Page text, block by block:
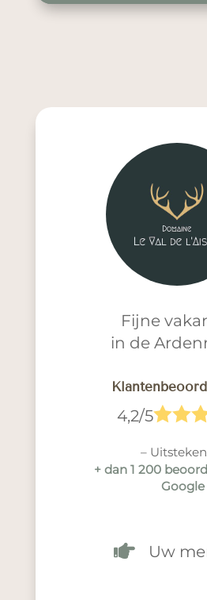
Fijne
in de
4,2/5
–
+ dan 1 200
Google
 Uw